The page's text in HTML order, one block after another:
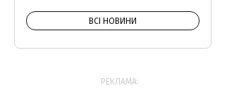
ВСІ НОВИНИ
РЕКЛАМА: